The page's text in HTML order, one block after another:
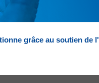
grâce au soutien de